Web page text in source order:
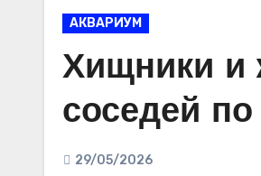
АКВАРИУМ
Хищники и
соседей
29/05/2026